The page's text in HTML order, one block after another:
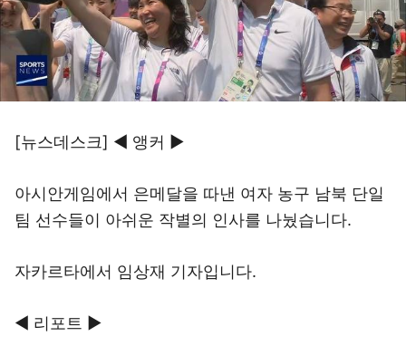
[뉴스데스크] ◀ 앵커 ▶
아시안게임에서 은메달을 따낸 여자 농구 남북 단일
팀 선수들이 아쉬운 작별의 인사를 나눴습니다.
자카르타에서 임상재 기자입니다.
◀ 리포트 ▶